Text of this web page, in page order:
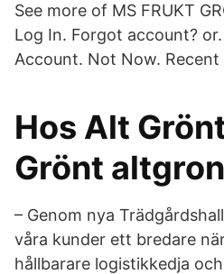
See more of MS FRUKT
Log In. Forgot account?
Account. Not Now. Recent
Hos Alt
Grönt
– Genom nya
våra kunder ett bredare
hållbarare logistikkedja